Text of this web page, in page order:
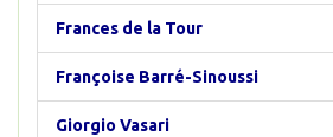
Frances de la Tour
Françoise Barré-Sinoussi
Giorgio Vasari